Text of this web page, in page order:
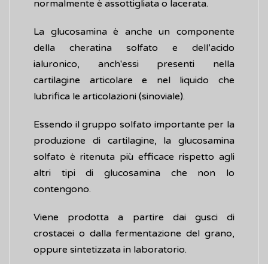
normalmente è assottigliata o lacerata.
La glucosamina è anche un componente
della cheratina solfato e dell’acido
ialuronico, anch'essi presenti nella
cartilagine articolare e nel liquido che
lubrifica le articolazioni (sinoviale).
Essendo il gruppo solfato importante per la
produzione di cartilagine, la glucosamina
solfato è ritenuta più efficace rispetto agli
altri tipi di glucosamina che non lo
contengono.
Viene prodotta a partire dai gusci di
crostacei o dalla fermentazione del grano,
oppure sintetizzata in laboratorio.